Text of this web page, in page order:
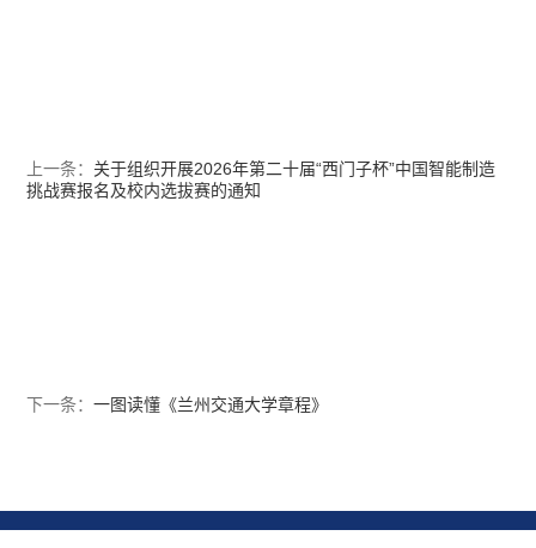
上一条： 关于组织开展2026年第二十届“西门子杯”中国智能制造
挑战赛报名及校内选拔赛的通知
下一条：一图读懂《兰州交通大学章程》